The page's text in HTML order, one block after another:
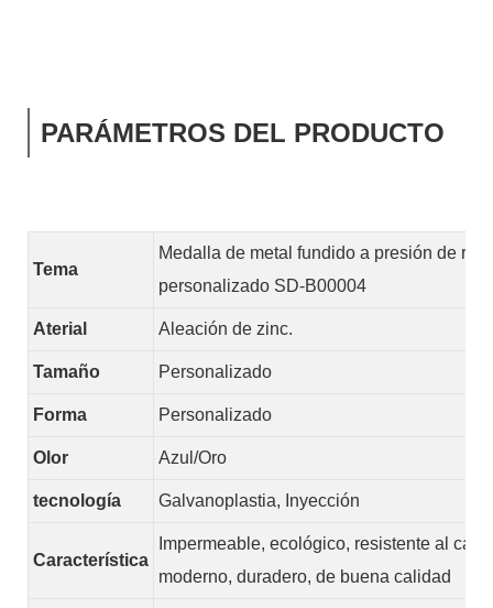
PARÁMETROS DEL PRODUCTO
Tema
Medalla de metal fundido a presión de
personalizado SD-B00004
Aterial Aleación de zinc.
Tamaño Personalizado
Forma Personalizado
Olor Azul/Oro
tecnología Galvanoplastia, Inyección
Característica
Impermeable, ecológico, resistente al
moderno, duradero, de buena calidad